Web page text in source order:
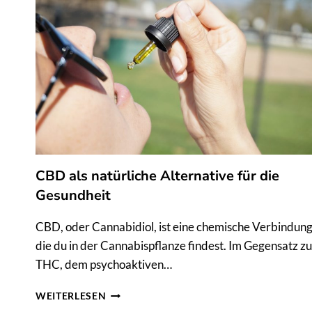
CBD als natürliche Alternative für die
Gesundheit
CBD, oder Cannabidiol, ist eine chemische
die du in der Cannabispflanze findest. Im Gegensatz zu
THC, dem psychoaktiven…
WEITERLESEN CBD